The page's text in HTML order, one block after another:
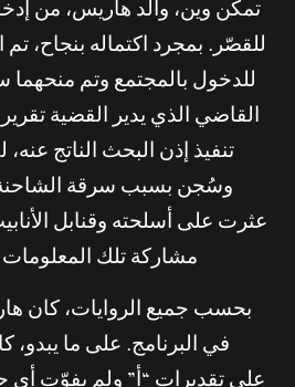
تمكن وين، والد هاريس، من
للقصّر. بمجرد اكتماله بنجاح، تم
للدخول بالمجتمع وتم
القاضي الذي يدير القضية تقرير
تنفيذ إذن البحث الناتج
وسُجن بسبب سرقة
عثرت على أسلحته وقنابل
مشاركة تلك
بحسب جميع الروايات، كان
في البرنامج. على ما يبدو،